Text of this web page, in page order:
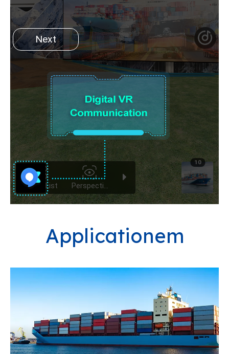
Applicationem